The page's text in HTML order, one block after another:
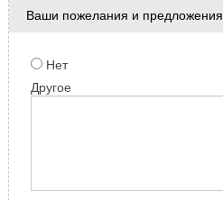
Ваши пожелания и предложения
Нет
Другое